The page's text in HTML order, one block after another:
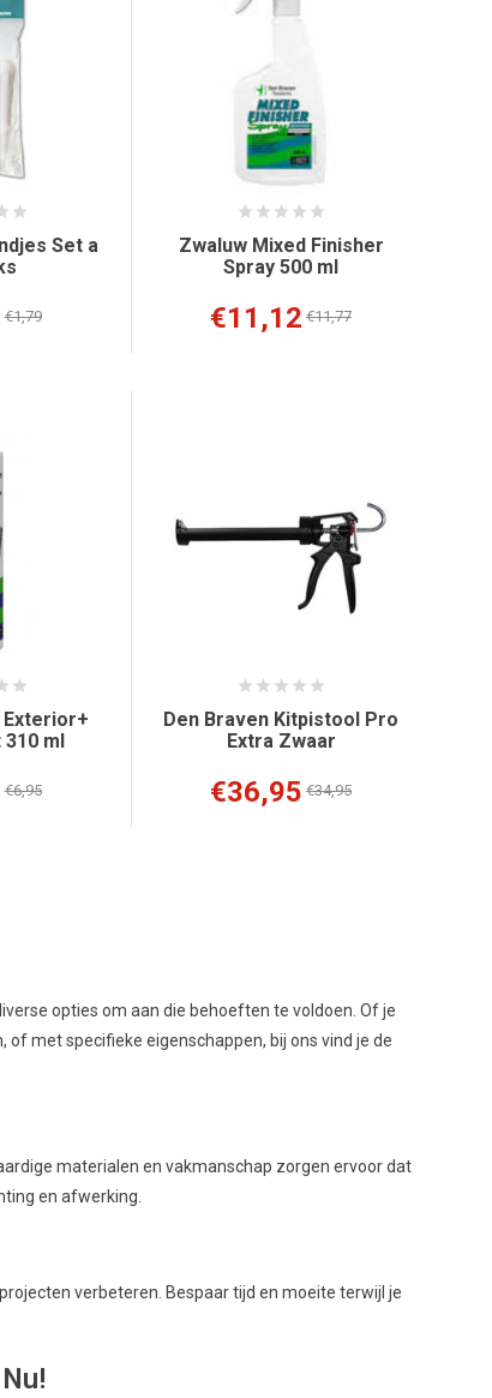
Set a
€1,79
Zwaluw Mixed Finisher
Spray 500 ml
€11,12 €11,77
Exterior+
ml
€6,95
Den Braven Kitpistool Pro
Extra Zwaar
€36,95 €34,95
opties om aan die behoeften te voldoen. Of je
met specifieke eigenschappen, bij ons vind je de
materialen en vakmanschap zorgen ervoor dat
en afwerking.
verbeteren. Bespaar tijd en moeite terwijl je